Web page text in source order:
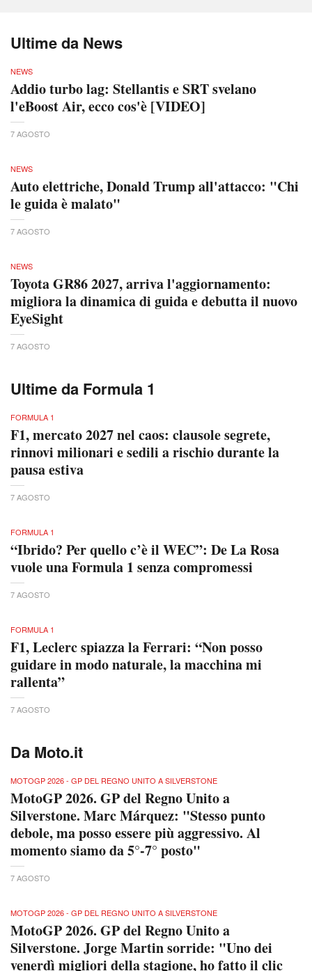
Ultime da News
NEWS
Addio turbo lag: Stellantis e SRT svelano
l'eBoost Air, ecco cos'è [VIDEO]
7 AGOSTO
NEWS
Auto elettriche, Donald Trump all'attacco: "Chi
le guida è malato"
7 AGOSTO
NEWS
Toyota GR86 2027, arriva l'aggiornamento:
migliora la dinamica di guida e debutta il nuovo
EyeSight
7 AGOSTO
Ultime da Formula 1
FORMULA 1
F1, mercato 2027 nel caos: clausole segrete,
rinnovi milionari e sedili a rischio durante la
pausa estiva
7 AGOSTO
FORMULA 1
“Ibrido? Per quello c’è il WEC”: De La Rosa
vuole una Formula 1 senza compromessi
7 AGOSTO
FORMULA 1
F1, Leclerc spiazza la Ferrari: “Non posso
guidare in modo naturale, la macchina mi
rallenta”
7 AGOSTO
Da Moto.it
MOTOGP 2026 - GP DEL REGNO UNITO A SILVERSTONE
MotoGP 2026. GP del Regno Unito a
Silverstone. Marc Márquez: "Stesso punto
debole, ma posso essere più aggressivo. Al
momento siamo da 5°-7° posto"
7 AGOSTO
MOTOGP 2026 - GP DEL REGNO UNITO A SILVERSTONE
MotoGP 2026. GP del Regno Unito a
Silverstone. Jorge Martin sorride: "Uno dei
venerdì migliori della stagione, ho fatto il clic